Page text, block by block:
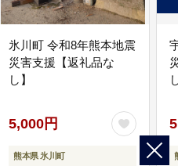
氷川町 令和8年熊本地震
災害支援【返礼品な
し】
5,000円
熊本県 氷川町